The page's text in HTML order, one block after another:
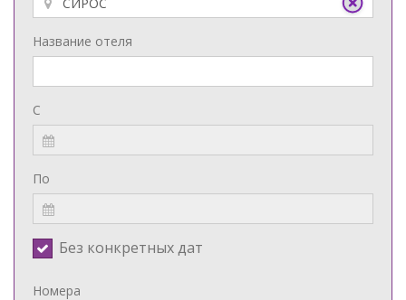
Название отеля
С
По
Без конкретных дат
Номера